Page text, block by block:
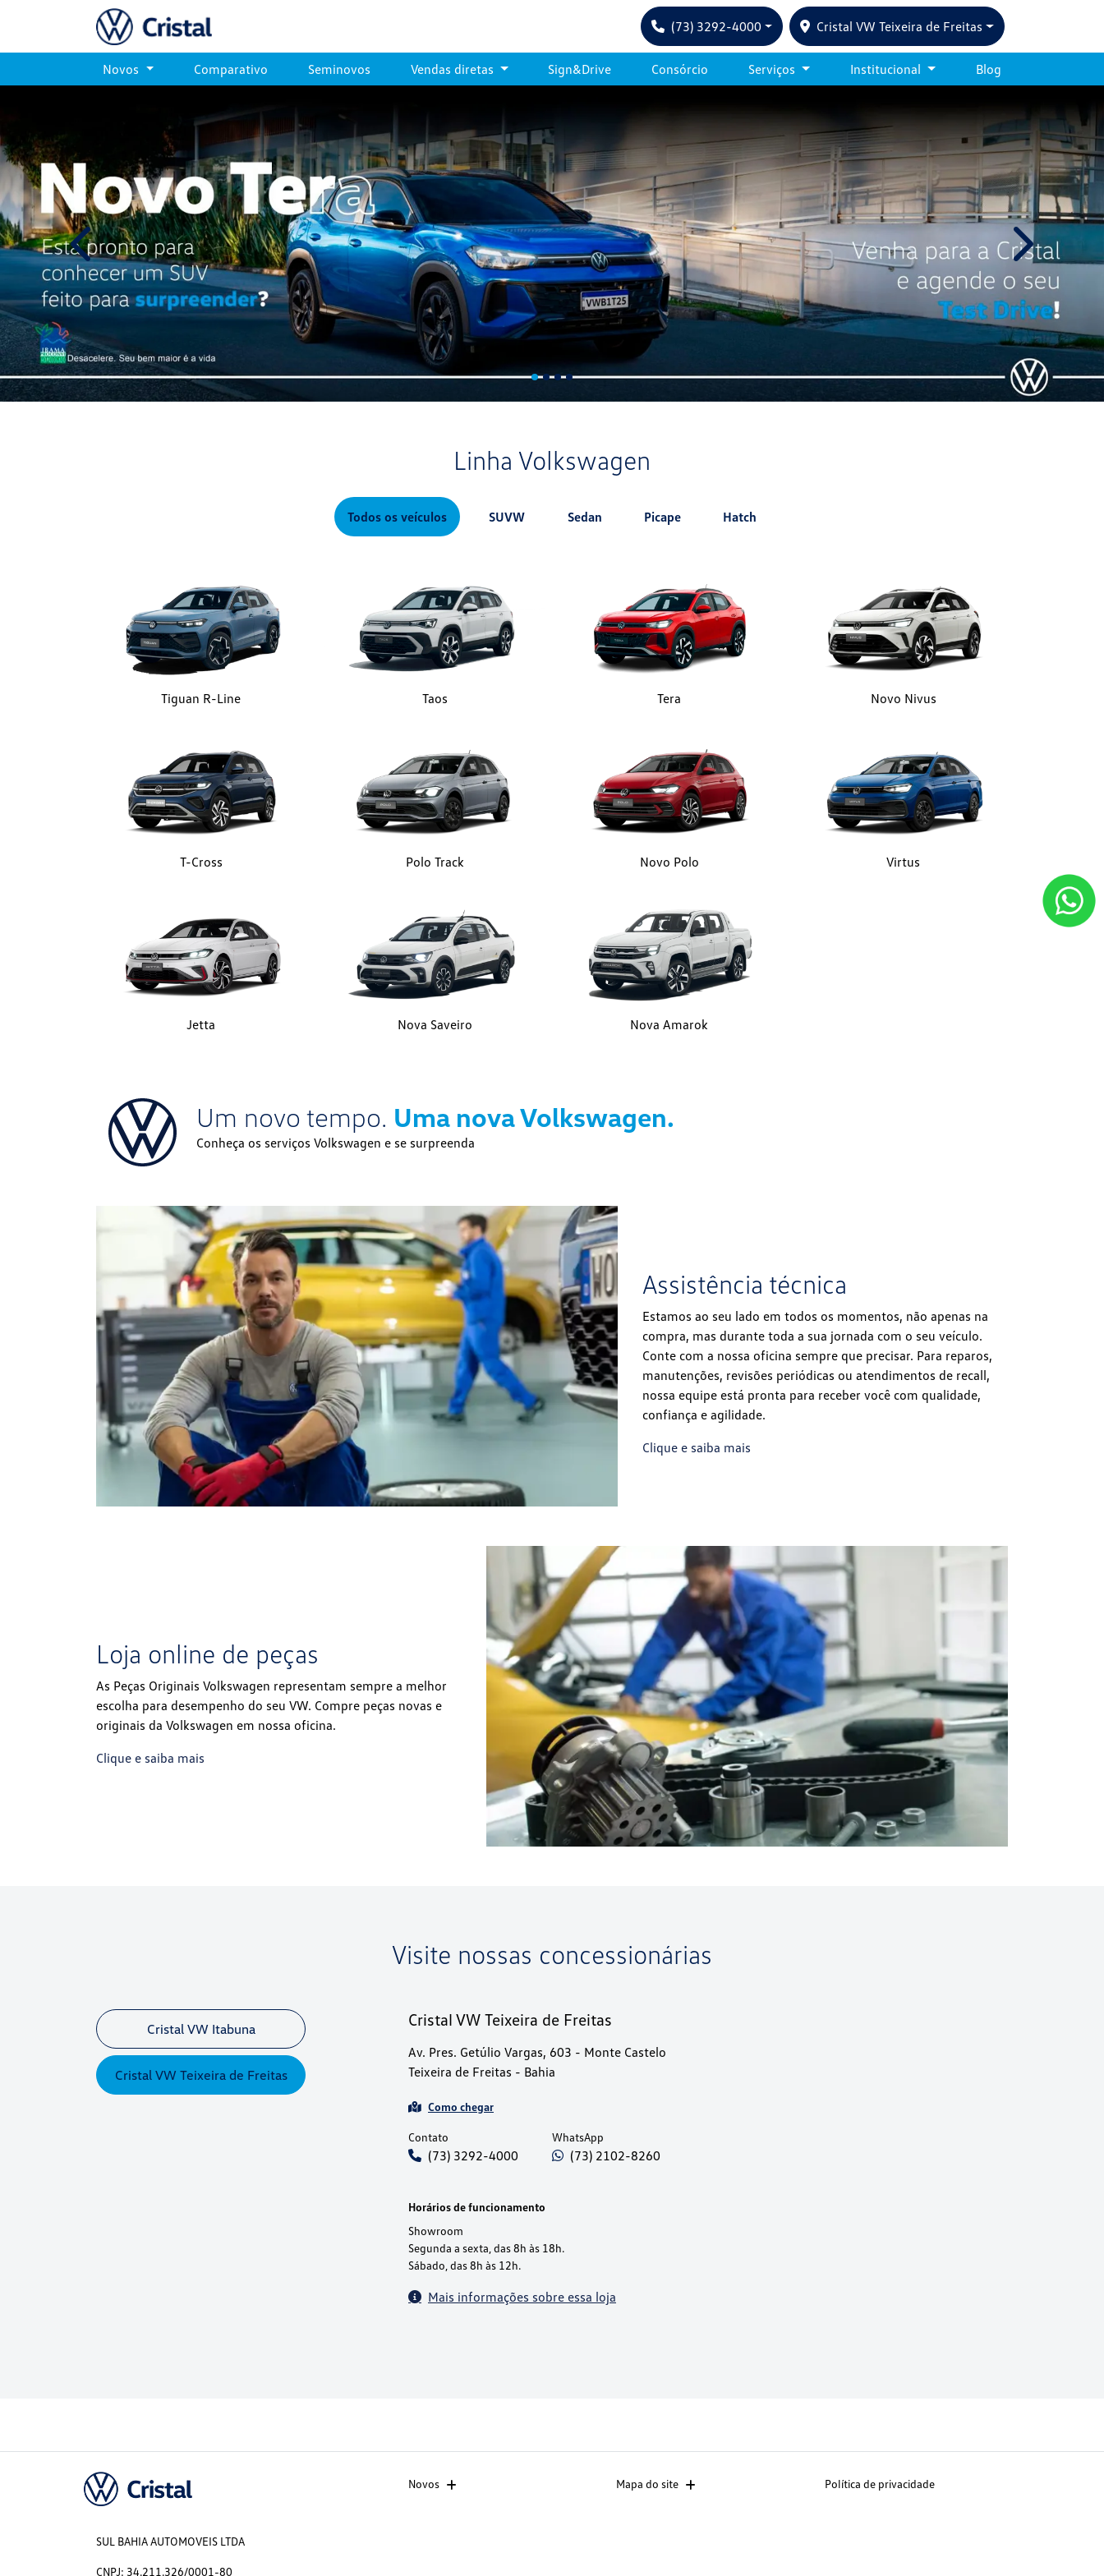
(73) 3292-4000 Cristal VW Teixeira de Freitas
Novos Comparativo Seminovos Vendas diretas Sign&Drive Consórcio Serviços Institucional Blog
templates.template-01.components.carousel.texts.control_prev
Linha Volkswagen
Todos os veículos SUVW Sedan Picape Hatch
Tiguan R-Line Taos Tera Novo Nivus
T-Cross Polo Track Novo Polo Virtus
Jetta Nova Saveiro Nova Amarok
Um novo tempo. Uma nova Volkswagen.
Conheça os serviços Volkswagen e se surpreenda
Assistência técnica
Estamos ao seu lado em todos os momentos, não apenas na
compra, mas durante toda a sua jornada com o seu veículo.
Conte com a nossa oficina sempre que precisar. Para reparos,
manutenções, revisões periódicas ou atendimentos de recall,
nossa equipe está pronta para receber você com qualidade,
confiança e agilidade.
Clique e saiba mais
Loja online de peças
As Peças Originais Volkswagen representam sempre a melhor
escolha para desempenho do seu VW. Compre peças novas e
originais da Volkswagen em nossa oficina.
Clique e saiba mais
Visite nossas concessionárias
Cristal VW Itabuna
Cristal VW Teixeira de Freitas
Cristal VW Teixeira de Freitas
Av. Pres. Getúlio Vargas, 603 - Monte Castelo
Teixeira de Freitas - Bahia
Como chegar
Contato
(73) 3292-4000
WhatsApp
(73) 2102-8260
Horários de funcionamento
Showroom
Segunda a sexta, das 8h às 18h.
Sábado, das 8h às 12h.
Mais informações sobre essa loja
Novos Mapa do site Política de privacidade
SUL BAHIA AUTOMOVEIS LTDA
CNPJ: 34.211.326/0001-80